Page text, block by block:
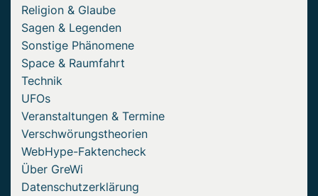
Religion & Glaube
Sagen & Legenden
Sonstige Phänomene
Space & Raumfahrt
Technik
UFOs
Veranstaltungen & Termine
Verschwörungstheorien
WebHype-Faktencheck
Über GreWi
Datenschutzerklärung